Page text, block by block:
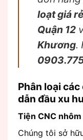
loạt giá rẻ
Quận 12
Khương.
Phân loại
dẫn đầu xu
Tiện CNC
Chúng tôi sở